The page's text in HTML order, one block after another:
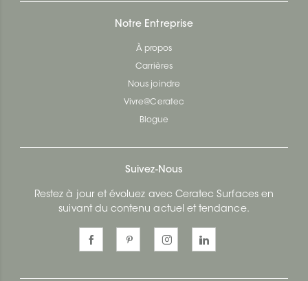
Notre Entreprise
À propos
Carrières
Nous joindre
Vivre@Ceratec
Blogue
Suivez-Nous
Restez à jour et évoluez avec Ceratec Surfaces en
suivant du contenu actuel et tendance.